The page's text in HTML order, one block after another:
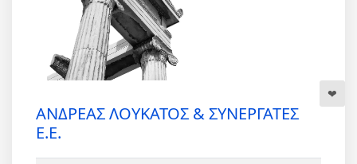
ΑΝΔΡΕΑΣ ΛΟΥΚΑΤΟΣ & ΣΥΝΕΡΓΑΤΕΣ
Ε.Ε.